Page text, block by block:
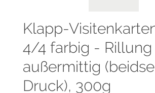
Klapp-
4/4 farbig - Rillung
außermittig
Druck), 300g